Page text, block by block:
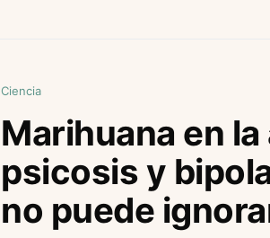
Ciencia
Marihuana en
psicosis y
no puede